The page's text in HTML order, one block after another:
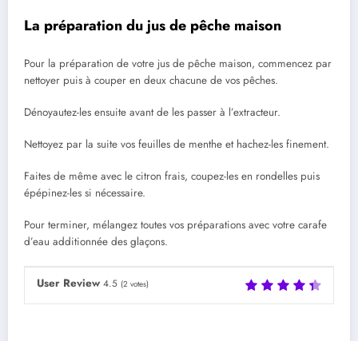
La préparation du jus de pêche maison
Pour la préparation de votre jus de pêche maison, commencez par
nettoyer puis à couper en deux chacune de vos pêches.
Dénoyautez-les ensuite avant de les passer à l’extracteur.
Nettoyez par la suite vos feuilles de menthe et hachez-les finement.
Faites de même avec le citron frais, coupez-les en rondelles puis
épépinez-les si nécessaire.
Pour terminer, mélangez toutes vos préparations avec votre carafe
d’eau additionnée des glaçons.
User Review 4.5 (2 votes)